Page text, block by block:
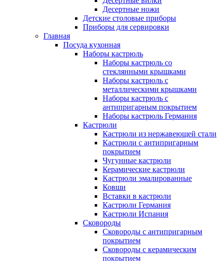
Десертные ножи
Детские столовые приборы
Приборы для сервировки
Главная
Посуда кухонная
Наборы кастрюль
Наборы кастрюль со
стеклянными крышками
Наборы кастрюль с
металлическими крышками
Наборы кастрюль с
антипригарным покрытием
Наборы кастрюль Германия
Кастрюли
Кастрюли из нержавеющей стали
Кастрюли с антипригарным
покрытием
Чугунные кастрюли
Керамические кастрюли
Кастрюли эмалированные
Ковши
Вставки в кастрюли
Кастрюли Германия
Кастрюли Испания
Сковороды
Сковороды с антипригарным
покрытием
Сковороды с керамическим
покрытием